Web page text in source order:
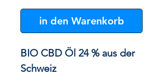
in den Warenkorb
BIO CBD Öl 24 % aus der
Schweiz